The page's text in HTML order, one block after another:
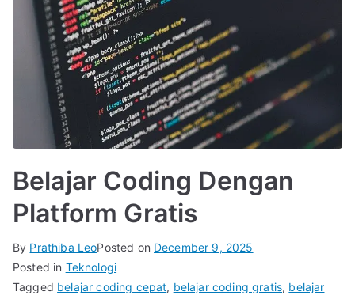
Belajar Coding Dengan
Platform Gratis
By Prathiba LeoPosted on December 9, 2025
Posted in Teknologi
Tagged belajar coding cepat, belajar coding gratis, belajar